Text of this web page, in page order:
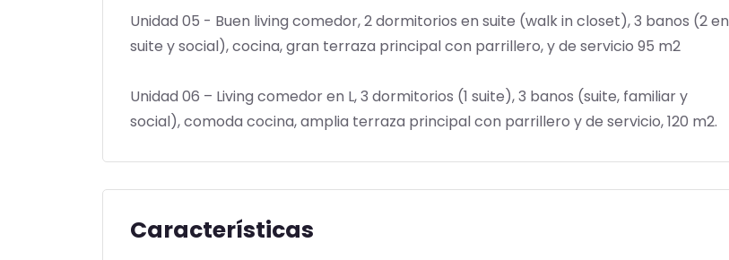
Unidad 05 - Buen living comedor, 2 dormitorios en suite (walk in closet), 3 banos (2 en
suite y social), cocina, gran terraza principal con parrillero, y de servicio 95 m2
Unidad 06 – Living comedor en L, 3 dormitorios (1 suite), 3 banos (suite, familiar y
social), comoda cocina, amplia terraza principal con parrillero y de servicio, 120 m2.
Características